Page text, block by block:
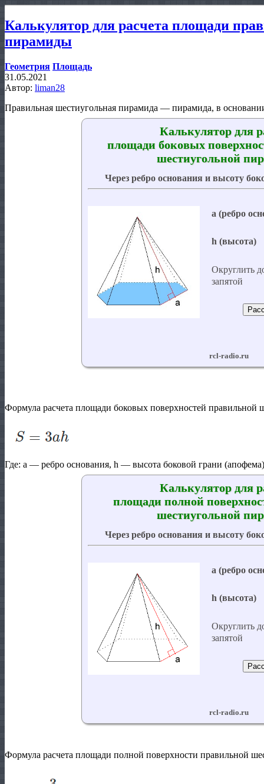
Калькулятор для расчета площади
пирамиды
Геометрия Площадь
31.05.2021
Автор: liman28
Правильная шестиугольная пирамида — пирамида, в
Формула расчета площади боковых поверхностей правильной
Где: a — ребро основания, h — высота боковой грани
Формула расчета площади полной поверхности правильной